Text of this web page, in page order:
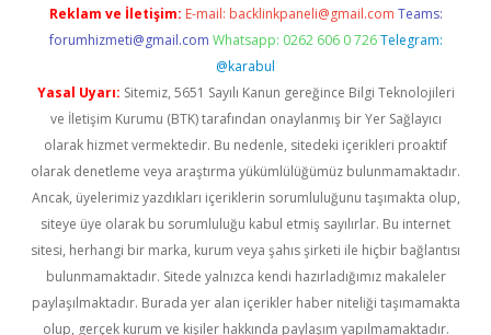
Reklam ve İletişim: E-mail: backlinkpaneli@gmail.com Teams:
forumhizmeti@gmail.com Whatsapp: 0262 606 0 726 Telegram:
@karabul
Yasal Uyarı: Sitemiz, 5651 Sayılı Kanun gereğince Bilgi Teknolojileri
ve İletişim Kurumu (BTK) tarafından onaylanmış bir Yer Sağlayıcı
olarak hizmet vermektedir. Bu nedenle, sitedeki içerikleri proaktif
olarak denetleme veya araştırma yükümlülüğümüz bulunmamaktadır.
Ancak, üyelerimiz yazdıkları içeriklerin sorumluluğunu taşımakta olup,
siteye üye olarak bu sorumluluğu kabul etmiş sayılırlar. Bu internet
sitesi, herhangi bir marka, kurum veya şahıs şirketi ile hiçbir bağlantısı
bulunmamaktadır. Sitede yalnızca kendi hazırladığımız makaleler
paylaşılmaktadır. Burada yer alan içerikler haber niteliği taşımamakta
olup, gerçek kurum ve kişiler hakkında paylaşım yapılmamaktadır.